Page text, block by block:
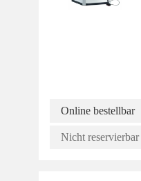
Online bestellbar
Nicht reservierbar